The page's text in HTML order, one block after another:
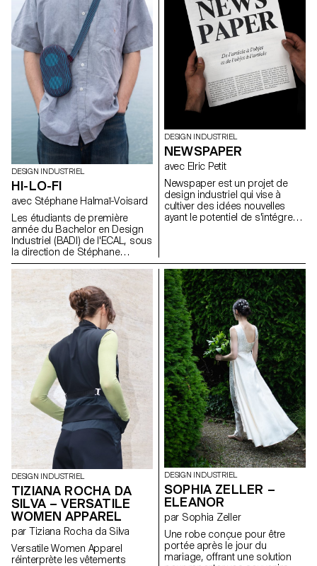
et à la seconde vie des
emballages. L’intervention
devait être simple, fonctionnelle
et écologique, et proposer un
usage au-delà de la fonction
d’emballage initiale.
intervention discrète,
respectueuse et réversible. Le
projet devait mettre en valeur
les particularités du végétal tout
en s’intégrant dans son
environnement.
DESIGN INDUSTRIEL
HI-LO-FI
avec Stéphane Halmaï-Voisard
Les étudiants de première
année du Bachelor en Design
Industriel (BADI) de l'ECAL, sous
la direction de Stéphane
Halmaï-Voisard, responsable
du BADI, se sont lancés dans
un projet visant à concevoir
leurs propres interprétations
uniques d'une enceinte
Bluetooth. Ce projet a mis les
étudiants au défi de travailler de
manière créative dans les
contraintes d'un kit existant de
composants techniques, les
incitant à explorer des
approches innovantes en
termes de forme, de matérialité
et de fonctionnalité.
DESIGN INDUSTRIEL
NEWSPAPER
avec Elric Petit
Newspaper est un projet de
design industriel qui vise à
cultiver des idées nouvelles
ayant le potentiel de s'intégrer
direction d'Elric Petit, chaque
étudiant a eu la possibilité
d'explorer un sujet choisi, en
exprimant ses affinités et ses
intérêts personnels, ce qui a
permis d'améliorer l'expérience
globale du projet. Dans l'esprit
de la pluridisciplinarité, les
étudiants ont participé à un
atelier d'écriture avec un
journaliste professionnel, qui a
débouché sur 25 articles
rédigés par les étudiants sur
leurs projets individuels,
rassemblés dans un journal
imprimé.
DESIGN INDUSTRIEL
TIZIANA ROCHA DA
SILVA – VERSATILE
WOMEN APPAREL
par Tiziana Rocha da Silva
Versatile Women Apparel
réinterprète les vêtements
DESIGN INDUSTRIEL
SOPHIA ZELLER –
ELEANOR
par Sophia Zeller
Une robe conçue pour être
portée après le jour du
mariage, offrant une solution